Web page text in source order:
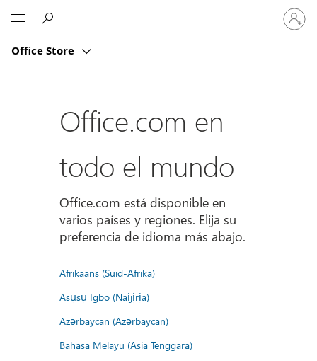
Office Store
Iniciar
sesión
en
cuenta
Office.com en
todo el mundo
Office.com está disponible en
varios países y regiones. Elija su
preferencia de idioma más abajo.
Afrikaans (Suid-Afrika)
Asụsụ Igbo (Naịjịrịa)
Azərbaycan (Azərbaycan)
Bahasa Melayu (Asia Tenggara)